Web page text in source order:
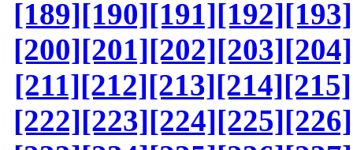
[189][190][191][192][193]
[200][201][202][203][204]
[211][212][213][214][215]
[222][223][224][225][226]